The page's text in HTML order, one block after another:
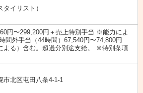
タイリスト）
円〜299,200円＋売上特別手当 ※能力によ
間外手当（44時間）67,540円〜74,800円
よる）含む。超過分別途支給。 ※特別条項
市北区屯田八条4-1-1